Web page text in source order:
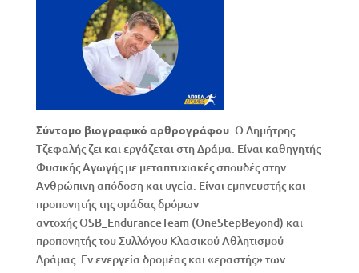
Σύντομο βιογραφικό αρθρογράφου: Ο Δημήτρης
Τζεφαλής ζει και εργάζεται στη Δράμα. Είναι καθηγητής
Φυσικής Αγωγής με μεταπτυχιακές σπουδές στην
Ανθρώπινη απόδοση και υγεία. Είναι εμπνευστής και
προπονητής της ομάδας δρόμων
αντοχής OSB_EnduranceTeam (OneStepBeyond) και
προπονητής του Συλλόγου Κλασικού Αθλητισμού
Δράμας. Εν ενεργεία δρομέας και «εραστής» των